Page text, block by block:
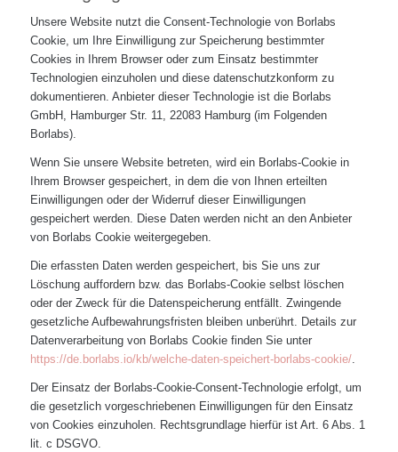
Unsere Website nutzt die Consent-Technologie von Borlabs
Cookie, um Ihre Einwilligung zur Speicherung bestimmter
Cookies in Ihrem Browser oder zum Einsatz bestimmter
Technologien einzuholen und diese datenschutzkonform zu
dokumentieren. Anbieter dieser Technologie ist die Borlabs
GmbH, Hamburger Str. 11, 22083 Hamburg (im Folgenden
Borlabs).
Wenn Sie unsere Website betreten, wird ein Borlabs-Cookie in
Ihrem Browser gespeichert, in dem die von Ihnen erteilten
Einwilligungen oder der Widerruf dieser Einwilligungen
gespeichert werden. Diese Daten werden nicht an den Anbieter
von Borlabs Cookie weitergegeben.
Die erfassten Daten werden gespeichert, bis Sie uns zur
Löschung auffordern bzw. das Borlabs-Cookie selbst löschen
oder der Zweck für die Datenspeicherung entfällt. Zwingende
gesetzliche Aufbewahrungsfristen bleiben unberührt. Details zur
Datenverarbeitung von Borlabs Cookie finden Sie unter
https://de.borlabs.io/kb/welche-daten-speichert-borlabs-cookie/.
Der Einsatz der Borlabs-Cookie-Consent-Technologie erfolgt, um
die gesetzlich vorgeschriebenen Einwilligungen für den Einsatz
von Cookies einzuholen. Rechtsgrundlage hierfür ist Art. 6 Abs. 1
lit. c DSGVO.